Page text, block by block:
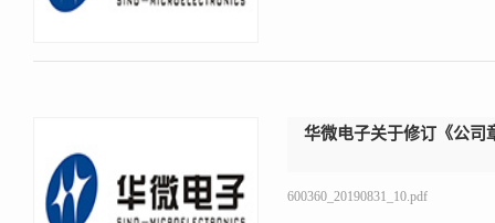
华微电子关于修订《公司
600360_20190831_10.pdf